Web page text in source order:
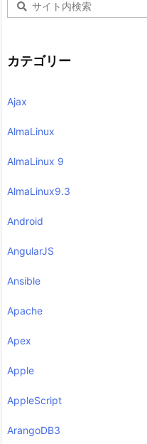
カテゴリー
Ajax
AlmaLinux
AlmaLinux 9
AlmaLinux9.3
Android
AngularJS
Ansible
Apache
Apex
Apple
AppleScript
ArangoDB3